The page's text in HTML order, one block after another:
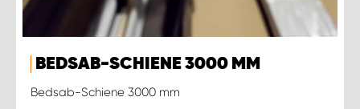
BEDSAB-SCHIENE 3000 MM
Bedsab-Schiene 3000 mm